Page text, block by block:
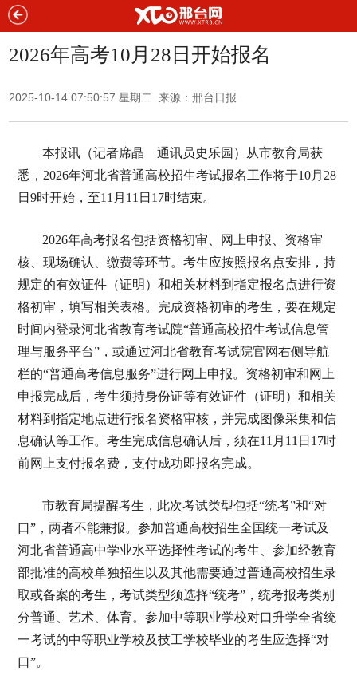
2026年高考10月28日开始报名
2025-10-14 07:50:57 星期二 来源：邢台日报
本报讯（记者席晶 通讯员史乐园）从市教育局获
悉，2026年河北省普通高校招生考试报名工作将于10月28
日9时开始，至11月11日17时结束。
2026年高考报名包括资格初审、网上申报、资格审
核、现场确认、缴费等环节。考生应按照报名点安排，持
规定的有效证件（证明）和相关材料到指定报名点进行资
格初审，填写相关表格。完成资格初审的考生，要在规定
时间内登录河北省教育考试院“普通高校招生考试信息管
理与服务平台”，或通过河北省教育考试院官网右侧导航
栏的“普通高考信息服务”进行网上申报。资格初审和网上
申报完成后，考生须持身份证等有效证件（证明）和相关
材料到指定地点进行报名资格审核，并完成图像采集和信
息确认等工作。考生完成信息确认后，须在11月11日17时
前网上支付报名费，支付成功即报名完成。
市教育局提醒考生，此次考试类型包括“统考”和“对
口”，两者不能兼报。参加普通高校招生全国统一考试及
河北省普通高中学业水平选择性考试的考生、参加经教育
部批准的高校单独招生以及其他需要通过普通高校招生录
取或备案的考生，考试类型须选择“统考”，统考报考类别
分普通、艺术、体育。参加中等职业学校对口升学全省统
一考试的中等职业学校及技工学校毕业的考生应选择“对
口”。